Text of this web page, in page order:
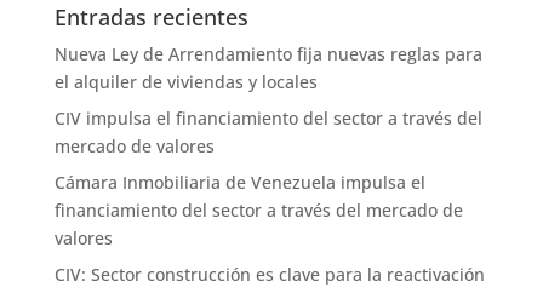
Entradas recientes
Nueva Ley de Arrendamiento fija nuevas reglas para
el alquiler de viviendas y locales
CIV impulsa el financiamiento del sector a través del
mercado de valores
Cámara Inmobiliaria de Venezuela impulsa el
financiamiento del sector a través del mercado de
valores
CIV: Sector construcción es clave para la reactivación